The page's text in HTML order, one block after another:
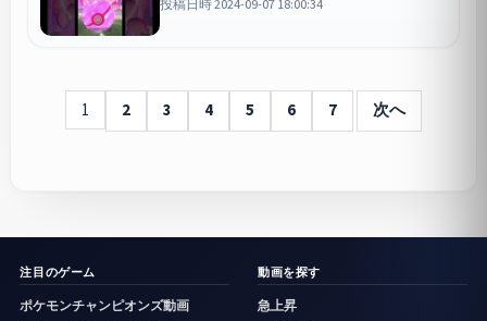
投稿日時 2024-09-07 18:00:34
1 2 3 4 5 6 7 次へ
注目のゲーム
ポケモンチャンピオンズ動画
動画を探す
急上昇